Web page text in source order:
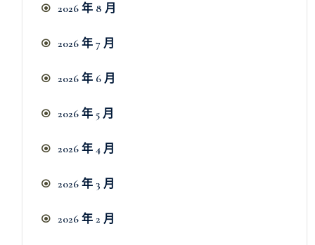
2026 年 8 月
2026 年 7 月
2026 年 6 月
2026 年 5 月
2026 年 4 月
2026 年 3 月
2026 年 2 月